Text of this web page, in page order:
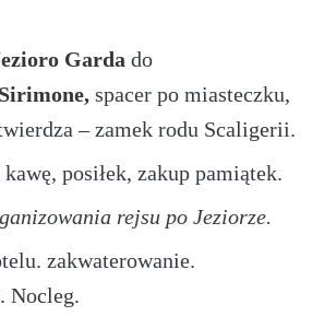
Garda do
Sirimone,spacer po miasteczku,
– zamek rodu Scaligerii.
posiłek, zakup pamiątek.
rejsu po Jeziorze.
zakwaterowanie.
Nocleg.